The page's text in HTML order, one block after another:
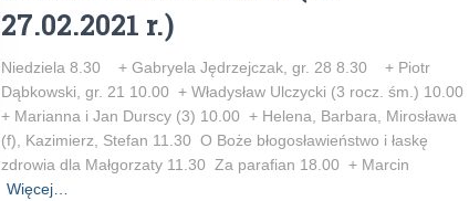
27.02.2021 r.)
Niedziela 8.30 + Gabryela Jędrzejczak, gr. 28 8.30 + Piotr
Dąbkowski, gr. 21 10.00 + Władysław Ulczycki (3 rocz. śm.) 10.00
+ Marianna i Jan Durscy (3) 10.00 + Helena, Barbara, Mirosława
(f), Kazimierz, Stefan 11.30 O Boże błogosławieństwo i łaskę
zdrowia dla Małgorzaty 11.30 Za parafian 18.00 + Marcin
Więcej…